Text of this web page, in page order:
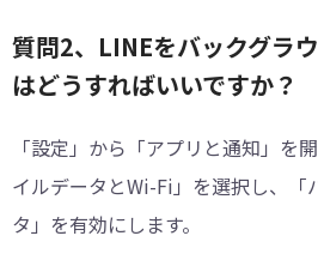
質問2、LINEをバックグラ
はどうすればいいですか？
「設定」から「アプリと通知」を
イルデータとWi-Fi」を選択し、「
タ」を有効にします。